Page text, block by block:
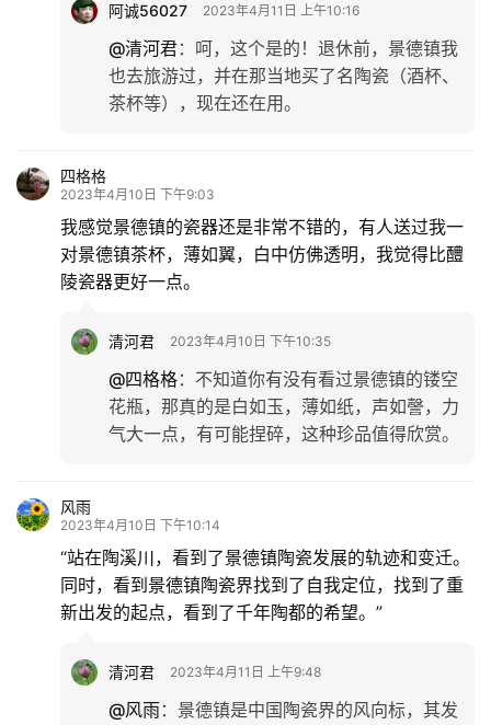
阿诚56027 2023年4月11日 上午10:16
@清河君： 呵，这个是的！退休前，景德镇我
也去旅游过，并在那当地买了名陶瓷（酒杯、
茶杯等），现在还在用。
四格格
2023年4月10日 下午9:03
我感觉景德镇的瓷器还是非常不错的，有人送过我一
对景德镇茶杯，薄如翼，白中仿佛透明，我觉得比醴
陵瓷器更好一点。
清河君 2023年4月10日 下午10:35
@四格格： 不知道你有没有看过景德镇的镂空
花瓶，那真的是白如玉，薄如纸，声如謦，力
气大一点，有可能捏碎，这种珍品值得欣赏。
风雨
2023年4月10日 下午10:14
“站在陶溪川，看到了景德镇陶瓷发展的轨迹和变迁。
同时，看到景德镇陶瓷界找到了自我定位，找到了重
新出发的起点，看到了千年陶都的希望。”
清河君 2023年4月11日 上午9:48
@风雨： 景德镇是中国陶瓷界的风向标，其发